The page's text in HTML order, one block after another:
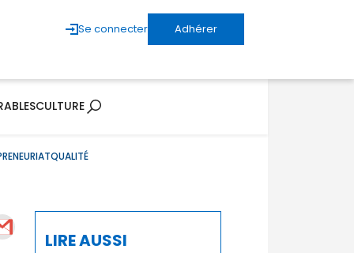
Se connecter Adhérer
CULTURE
QUALITÉ
LIRE AUSSI